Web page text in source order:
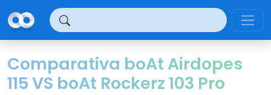
Comparativa boAt Airdopes
115 VS boAt Rockerz 103 Pro
Panel de gestión de cookies